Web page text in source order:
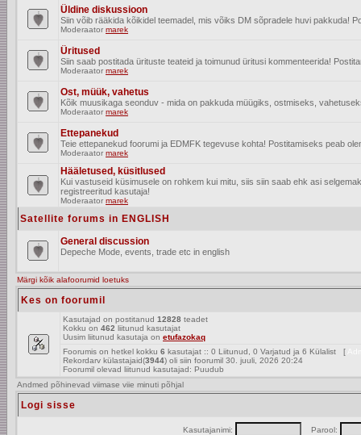
Üldine diskussioon
Siin võib rääkida kõikidel teemadel, mis võiks DM sõpradele huvi pakkuda!
Moderaator marek
Üritused
Siin saab postitada ürituste teateid ja toimunud üritusi kommenteerida!
Moderaator marek
Ost, müük, vahetus
Kõik muusikaga seonduv - mida on pakkuda müügiks, ostmiseks,
Moderaator marek
Ettepanekud
Teie ettepanekud foorumi ja EDMFK tegevuse kohta! Postitamiseks peab
Moderaator marek
Hääletused, küsitlused
Kui vastuseid küsimusele on rohkem kui mitu, siis siin saab ehk asi
registreeritud kasutaja!
Moderaator marek
Satellite forums in ENGLISH
General discussion
Depeche Mode, events, trade etc in english
Märgi kõik alafoorumid loetuks
Kes on foorumil
Kasutajad on postitanud 12828 teadet
Kokku on 462 liitunud kasutajat
Uusim liitunud kasutaja on etufazokaq
Foorumis on hetkel kokku 6 kasutajat :: 0 Liitunud, 0 Varjatud ja 6 Külalist [
Rekordarv külastajaid(3944) oli siin foorumil 30. juuli, 2026 20:24
Foorumil olevad liitunud kasutajad: Puudub
Andmed põhinevad viimase viie minuti põhjal
Logi sisse
Kasutajanimi: Parool: